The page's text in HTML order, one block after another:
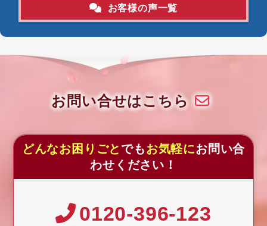
お客様の声一覧
お問い合せはこちら
どんなお困りごと でもお気軽にお問い合
わせください！
0120-396-123